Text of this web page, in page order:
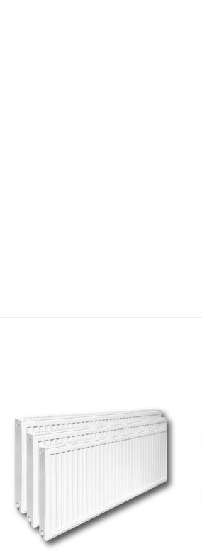
Add to
wishlist